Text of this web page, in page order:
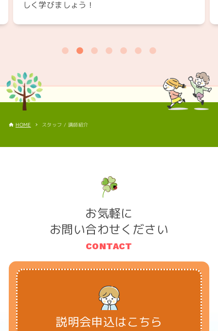
しく学びましょう！
HOME スタッフ / 講師紹介
お気軽に
お問い合わせください
CONTACT
説明会申込はこちら